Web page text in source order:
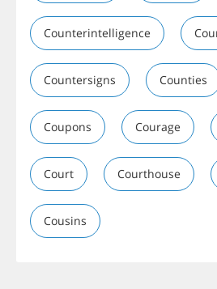
Counterintelligence
Countersigns Counties
Coupons Courage
Court Courthouse
Cousins